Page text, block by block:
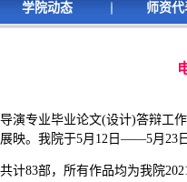
学院动态 师资代
专业毕业论文(设计)答辩工作
映。我院于5月12日——5月23
83部，所有作品均为我院